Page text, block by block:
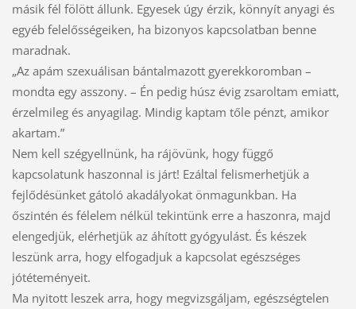
másik fél fölött állunk. Egyesek úgy érzik, könnyít anyagi és
egyéb felelősségeiken, ha bizonyos kapcsolatban benne
maradnak.
„Az apám szexuálisan bántalmazott gyerekkoromban –
mondta egy asszony. – Én pedig húsz évig zsaroltam emiatt,
érzelmileg és anyagilag. Mindig kaptam tőle pénzt, amikor
akartam.”
Nem kell szégyellnünk, ha rájövünk, hogy függő
kapcsolatunk haszonnal is járt! Ezáltal felismerhetjük a
fejlődésünket gátoló akadályokat önmagunkban. Ha
őszintén és félelem nélkül tekintünk erre a haszonra, majd
elengedjük, elérhetjük az áhított gyógyulást. És készek
leszünk arra, hogy elfogadjuk a kapcsolat egészséges
jótéteményeit.
Ma nyitott leszek arra, hogy megvizsgáljam, egészségtelen